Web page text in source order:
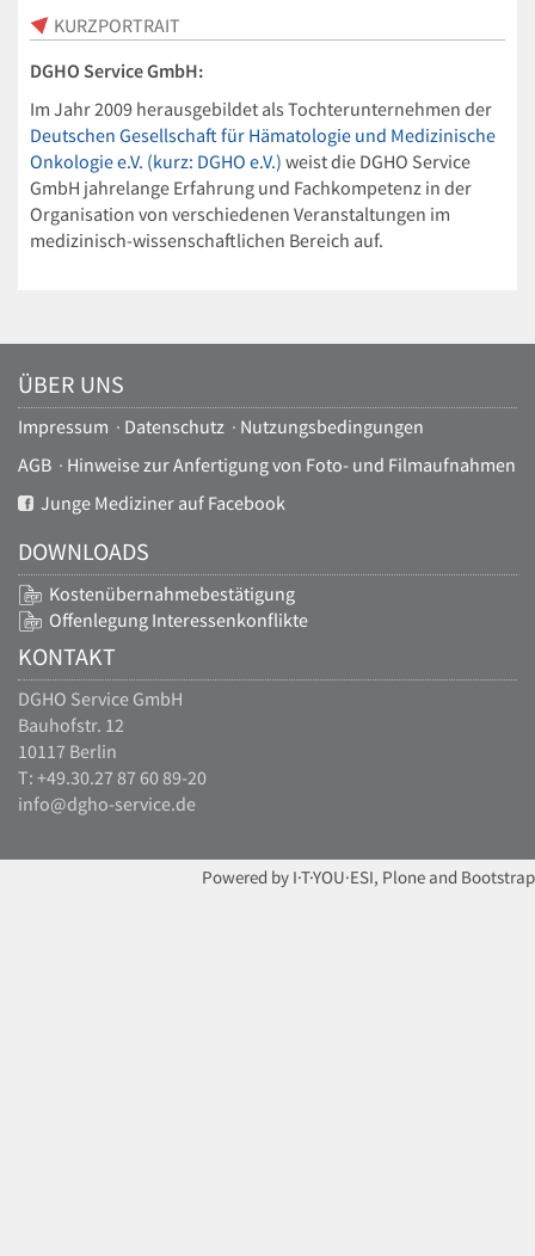
Größe…
KURZPORTRAIT
DGHO Service GmbH:
Im Jahr 2009 herausgebildet als Tochterunternehmen der
Deutschen Gesellschaft für Hämatologie und Medizinische
Onkologie e.V. (kurz: DGHO e.V.) weist die DGHO Service
GmbH jahrelange Erfahrung und Fachkompetenz in der
Organisation von verschiedenen Veranstaltungen im
medizinisch-wissenschaftlichen Bereich auf.
ÜBER UNS
Impressum · Datenschutz · Nutzungsbedingungen
AGB · Hinweise zur Anfertigung von Foto- und Filmaufnahmen
Junge Mediziner auf Facebook
DOWNLOADS
Kostenübernahmebestätigung
Offenlegung Interessenkonflikte
KONTAKT
DGHO Service GmbH
Bauhofstr. 12
10117 Berlin
T: +49.30.27 87 60 89-20
info@dgho-service.de
Powered by I·T·YOU·ESI, Plone and Bootstrap